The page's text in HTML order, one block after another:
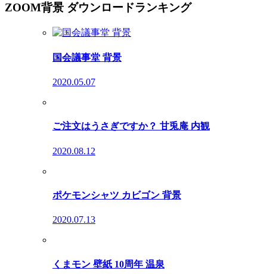
ZOOM背景 ダウンロードランキング
国会議事堂 背景
2020.05.07
ご注文はうさぎですか？ 甘兎庵 内観
2020.08.12
ポケモンシャツ カビゴン 背景
2020.07.13
くまモン 壁紙 10周年 温泉